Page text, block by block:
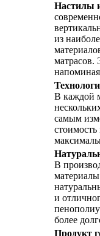
Настилы
из
матрасов.
В каждой
самым
стоимость
В
и
более
Продукт